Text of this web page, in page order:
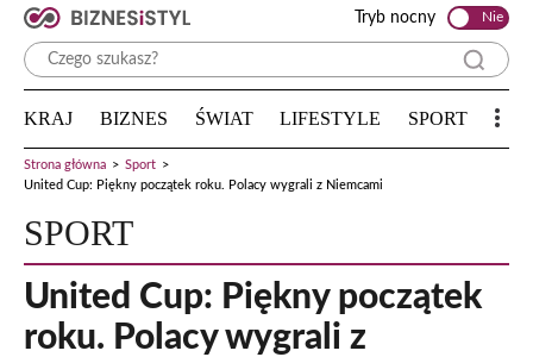
Tryb nocny Nie
KRAJ BIZNES ŚWIAT LIFESTYLE SPORT
Strona główna > Sport >
United Cup: Piękny początek roku. Polacy wygrali z Niemcami
SPORT
United Cup: Piękny początek
roku. Polacy wygrali z